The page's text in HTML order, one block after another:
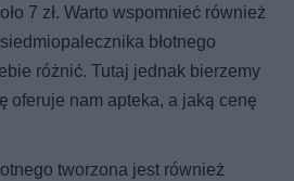
7 zł. Warto wspomnieć również
błotnego
różnić. Tutaj jednak bierzemy
oferuje nam apteka, a jaką cenę
tworzona jest również